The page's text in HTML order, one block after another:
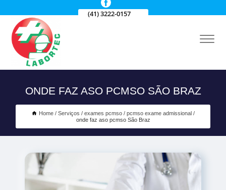
(41) 3222-0157
ONDE FAZ ASO PCMSO SÃO BRAZ
Home Serviços exames pcmso
pcmso exame admissional
onde faz aso pcmso São Braz